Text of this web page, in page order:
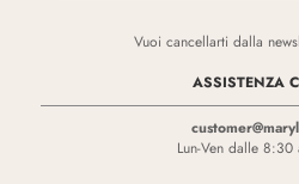
Vuoi cancellarti dalla
ASSISTENZA
Lun-Ven dalle